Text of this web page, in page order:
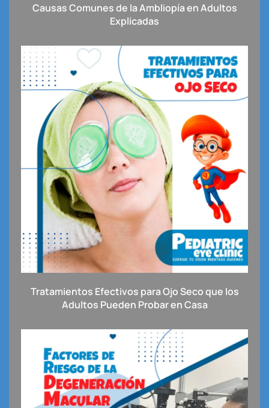
Causas Comunes de la Ambliopía en Adultos
Explicadas
Tratamientos Efectivos para Ojo Seco que los
Adultos Pueden Probar en Casa